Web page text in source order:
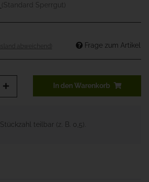
(Standard Sperrgut)
abweichend) Frage zum Artikel
In den Warenkorb
teilbar (z. B. 0,5).